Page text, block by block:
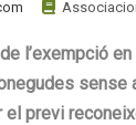
l’exempció
previ